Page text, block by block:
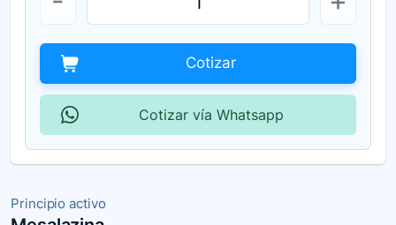
Principio activo
Cotizar
Cotizar vía Whatsapp